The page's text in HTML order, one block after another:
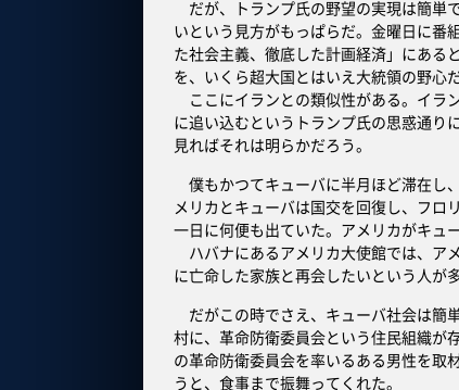
だが、トランプ氏の野望の実現は簡単
いという見方がもっぱらだ。金曜日に番
た社会主義、徹底した計画経済」にある
を、いくら超大国とはいえ大統領の野心
ここにイランとの類似性がある。イラ
に追い込むというトランプ氏の思惑通り
見ればそれは明らかだろう。
僕もかつてキューバに半月ほど滞在し
メリカとキューバは国交を回復し、フロ
一日に何便も出ていた。アメリカがキュ
ハバナにあるアメリカ大使館では、ア
に亡命した家族と再会したいという人が
だがこの時でさえ、キューバ社会は簡
村に、革命防衛委員会という住民組織が
の革命防衛委員会を率いるある男性を取
うと、食事まで振舞ってくれた。